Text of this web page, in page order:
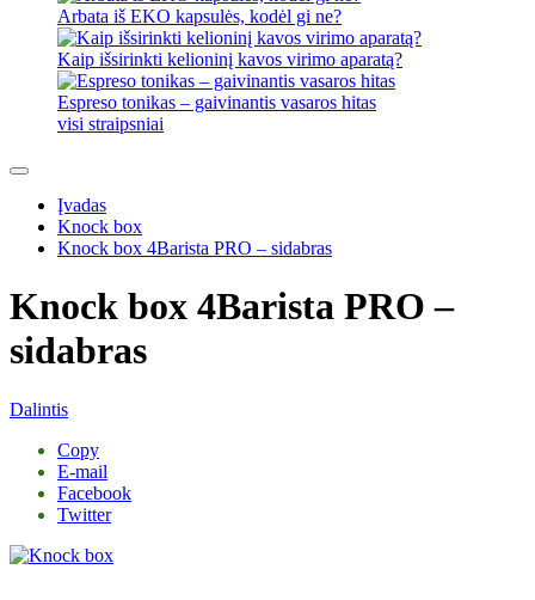
Arbata iš EKO kapsulės, kodėl gi ne?
Kaip išsirinkti kelioninį kavos virimo aparatą?
Espreso tonikas – gaivinantis vasaros hitas
visi straipsniai
Įvadas
Knock box
Knock box 4Barista PRO – sidabras
Knock box 4Barista PRO –
sidabras
Dalintis
Copy
E-mail
Facebook
Twitter